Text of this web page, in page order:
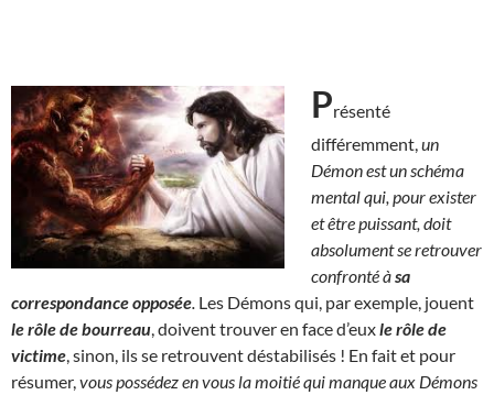
Présenté
différemment, un
Démon est un schéma
mental qui, pour exister
et être puissant, doit
absolument se retrouver
confronté àsa
correspondance opposée Les Démons qui, par exemple, jouent
le rôle de bourreau , doivent trouver en face d’euxle rôle de
victime , sinon, ils se retrouvent déstabilisés ! En fait et pour
résumer, vous possédez en vous la moitié qui manque aux Démons